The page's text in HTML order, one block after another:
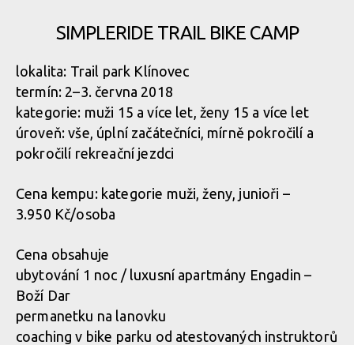
SIMPLERIDE TRAIL BIKE CAMP
lokalita: Trail park Klínovec
termín: 2–3. června 2018
kategorie: muži 15 a více let, ženy 15 a více let
úroveň: vše, úplní začátečníci, mírně pokročilí a
pokročilí rekreační jezdci
Cena kempu: kategorie muži, ženy, junioři –
3.950 Kč/osoba
Cena obsahuje
ubytování 1 noc / luxusní apartmány Engadin –
Boží Dar
permanetku na lanovku
coaching v bike parku od atestovaných instruktorů